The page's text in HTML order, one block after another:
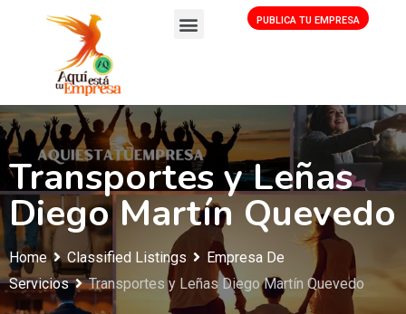
PUBLICA TU EMPRESA
Transportes y Leñas
Diego Martín Quevedo
Home Classified Listings
Empresa De
Servicios
Transportes y Leñas Diego Martín Quevedo